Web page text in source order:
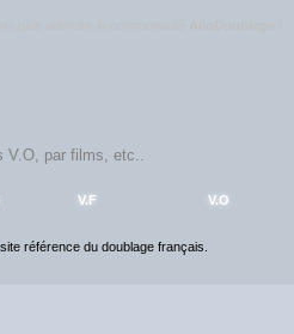
V.F V.O
site référence du doublage français.